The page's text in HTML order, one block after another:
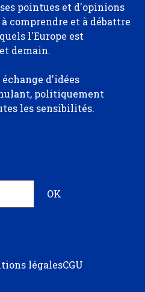
pointues et d'opinions
comprendre et à débattre
l'Europe est
demain.
d'idées
politiquement
les sensibilités.
légalesCGU